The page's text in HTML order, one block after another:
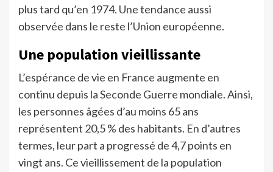
plus tard qu’en 1974. Une tendance aussi
observée dans le reste l’Union européenne.
Une population vieillissante
L’espérance de vie en France augmente en
continu depuis la Seconde Guerre mondiale. Ainsi,
les personnes âgées d’au moins 65 ans
représentent 20,5 % des habitants. En d’autres
termes, leur part a progressé de 4,7 points en
vingt ans. Ce vieillissement de la population